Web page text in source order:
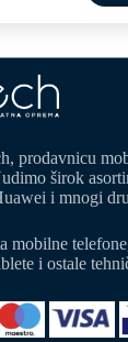
prodavnicu
širok
i mnogi
mobilne
i ostale